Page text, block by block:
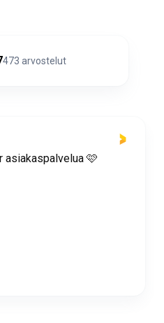
473 arvostelut
asiakaspalvelua 🩷